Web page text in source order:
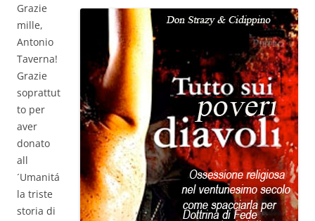
Grazie
mille,
Antonio
Taverna!
Grazie
soprattut
to per
aver
donato
all
´Umanitá
la triste
storia di